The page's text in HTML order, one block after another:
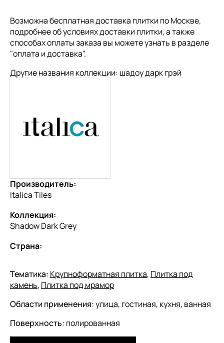
Возможна бесплатная доставка плитки по Москве,
подробнее об условиях доставки плитки, а также
способах оплаты заказа вы можете узнать в разделе
"оплата и доставка".
Другие названия коллекции: шадоу дарк грэй
Производитель:
Italica Tiles
Коллекция:
Shadow Dark Grey
Страна:
Тематика: Крупноформатная плитка, Плитка под
камень, Плитка под мрамор
Области применения:улица, гостиная, кухня, ванная
Поверхность: полированная